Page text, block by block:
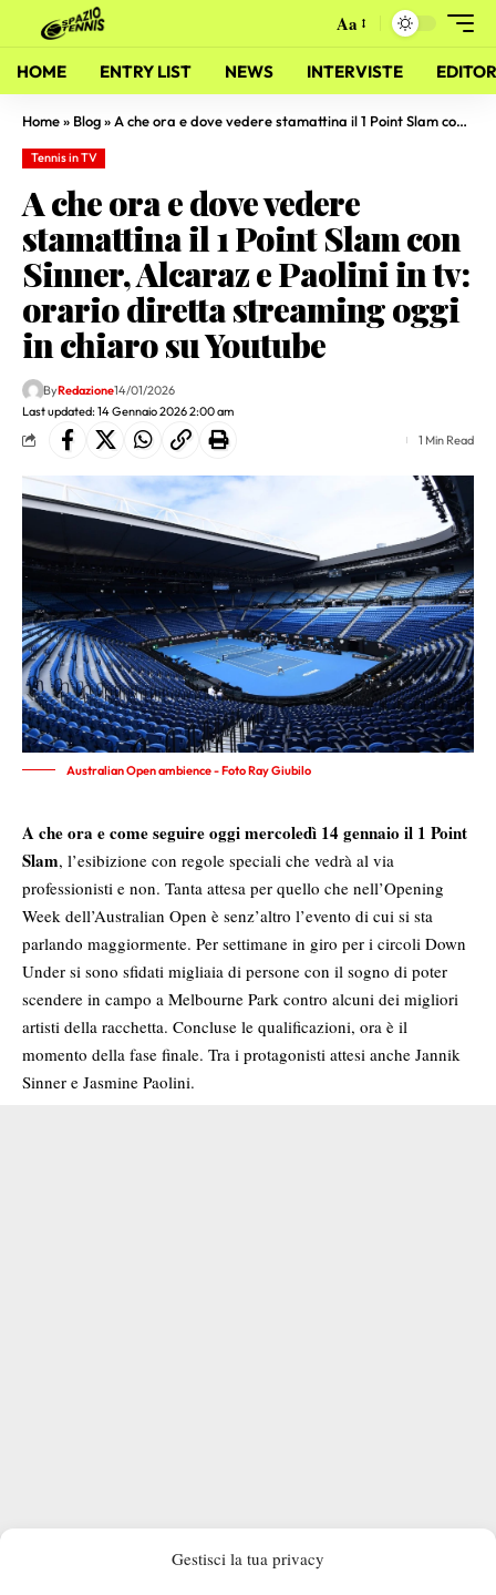
Gestisci la tua privacy
Aa
HOME ENTRY LIST NEWS INTERVISTE
Home» Blog» A che ora e dove vedere stamattina il 1 Point Slam con Sinner, Alcaraz e Paolini in tv: orario diretta streaming oggi in chiaro su Youtube
Tennis in TV
A che ora e dove vedere
stamattina il 1 Point Slam con
Sinner, Alcaraz e Paolini in tv:
orario diretta streaming oggi
in chiaro su Youtube
Last updated: 14 Gennaio 2026 2:00 am
ByRedazione14/01/2026
1 Min Read
Australian Open ambience - Foto Ray Giubilo
A che ora e come seguire oggi mercoledì 14 gennaio il 1 Point
Slam, l’esibizione con regole speciali che vedrà al via
professionisti e non. Tanta attesa per quello che nell’Opening
Week dell’Australian Open è senz’altro l’evento di cui si sta
parlando maggiormente. Per settimane in giro per i circoli Down
Under si sono sfidati migliaia di persone con il sogno di poter
scendere in campo a Melbourne Park contro alcuni dei migliori
artisti della racchetta. Concluse le qualificazioni, ora è il
momento della fase finale. Tra i protagonisti attesi anche Jannik
Sinner e Jasmine Paolini.